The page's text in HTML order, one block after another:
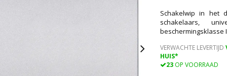
Schakelwip in het
schakelaars,
beschermingsklasse
VERWACHTE LEVERTIJD
HUIS*
23OP VOORRAAD